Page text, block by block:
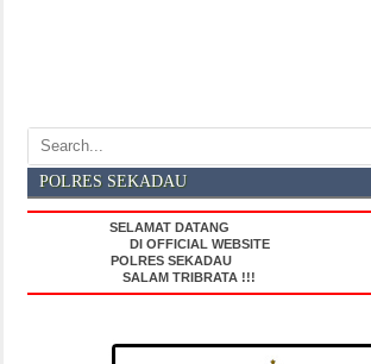
POLRES SEKADAU
SELAMAT DATANG
DI OFFICIAL WEBSITE
POLRES SEKADAU
SALAM TRIBRATA !!!